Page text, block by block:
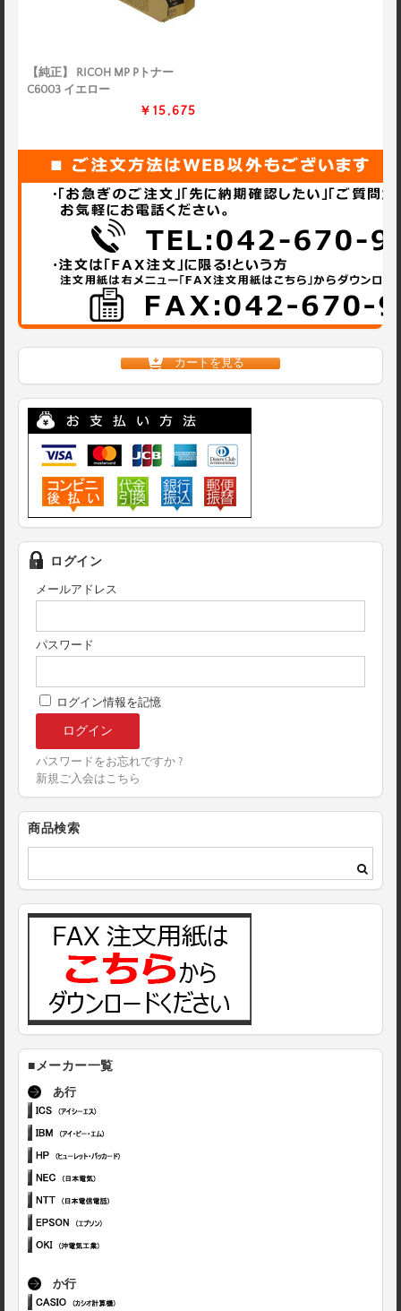
【純正】 RICOH MP Pトナー
C6003 イエロー
￥15,675
カートを見る
ログイン
メールアドレス
パスワード
ログイン情報を記憶
パスワードをお忘れですか ?
新規ご入会はこちら
商品検索
■メーカー一覧
あ行
か行